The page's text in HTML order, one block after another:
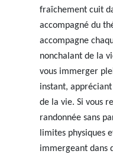
fraîchement cuit
accompagné du
accompagne
nonchalant de la
vous immerger
instant,
de la vie. Si vous
randonnée sans
limites physiques
immergeant dans